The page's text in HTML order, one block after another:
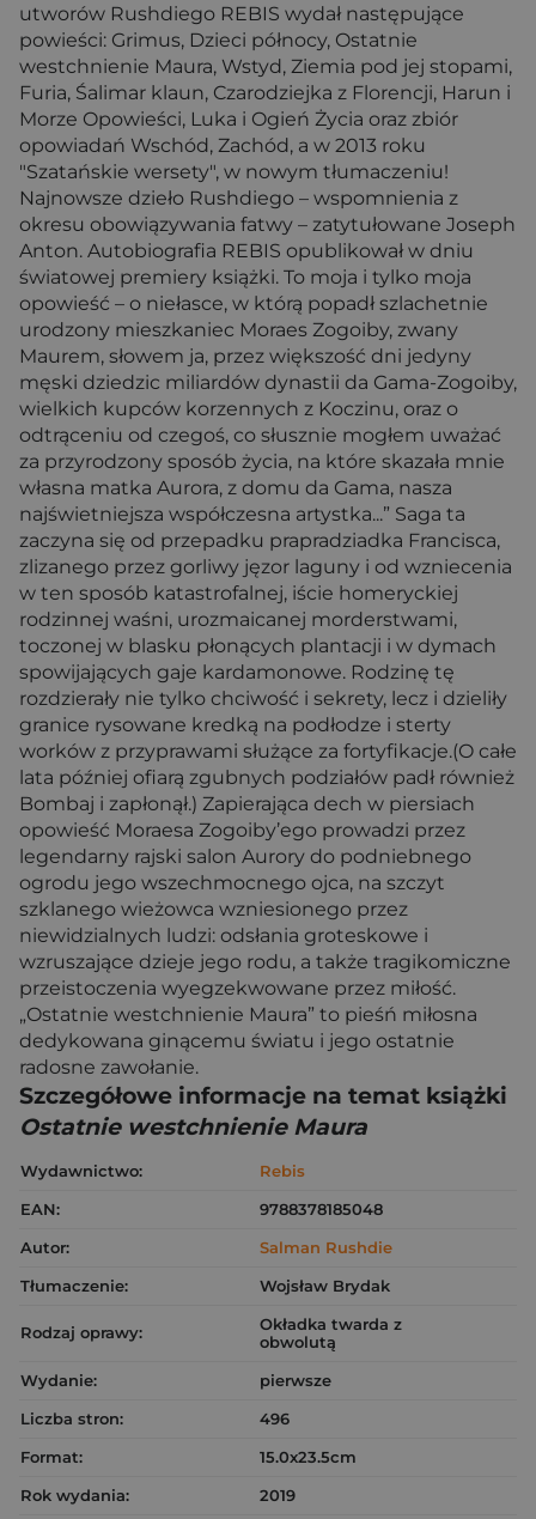
utworów Rushdiego REBIS wydał następujące
powieści: Grimus, Dzieci północy, Ostatnie
westchnienie Maura, Wstyd, Ziemia pod jej stopami,
Furia, Śalimar klaun, Czarodziejka z Florencji, Harun i
Morze Opowieści, Luka i Ogień Życia oraz zbiór
opowiadań Wschód, Zachód, a w 2013 roku
"Szatańskie wersety", w nowym tłumaczeniu!
Najnowsze dzieło Rushdiego – wspomnienia z
okresu obowiązywania fatwy – zatytułowane Joseph
Anton. Autobiografia REBIS opublikował w dniu
światowej premiery książki. To moja i tylko moja
opowieść – o niełasce, w którą popadł szlachetnie
urodzony mieszkaniec Moraes Zogoiby, zwany
Maurem, słowem ja, przez większość dni jedyny
męski dziedzic miliardów dynastii da Gama-Zogoiby,
wielkich kupców korzennych z Koczinu, oraz o
odtrąceniu od czegoś, co słusznie mogłem uważać
za przyrodzony sposób życia, na które skazała mnie
własna matka Aurora, z domu da Gama, nasza
najświetniejsza współczesna artystka...” Saga ta
zaczyna się od przepadku prapradziadka Francisca,
zlizanego przez gorliwy jęzor laguny i od wzniecenia
w ten sposób katastrofalnej, iście homeryckiej
rodzinnej waśni, urozmaicanej morderstwami,
toczonej w blasku płonących plantacji i w dymach
spowijających gaje kardamonowe. Rodzinę tę
rozdzierały nie tylko chciwość i sekrety, lecz i dzieliły
granice rysowane kredką na podłodze i sterty
worków z przyprawami służące za fortyfikacje.(O całe
lata później ofiarą zgubnych podziałów padł również
Bombaj i zapłonął.) Zapierająca dech w piersiach
opowieść Moraesa Zogoiby’ego prowadzi przez
legendarny rajski salon Aurory do podniebnego
ogrodu jego wszechmocnego ojca, na szczyt
szklanego wieżowca wzniesionego przez
niewidzialnych ludzi: odsłania groteskowe i
wzruszające dzieje jego rodu, a także tragikomiczne
przeistoczenia wyegzekwowane przez miłość.
„Ostatnie westchnienie Maura” to pieśń miłosna
dedykowana ginącemu światu i jego ostatnie
radosne zawołanie.
Szczegółowe informacje na temat książki
Ostatnie westchnienie Maura
Wydawnictwo:
Rebis
EAN:
9788378185048
Autor:
Salman Rushdie
Tłumaczenie:
Wojsław Brydak
Rodzaj oprawy:
Okładka twarda z
obwolutą
Wydanie:
pierwsze
Liczba stron:
496
Format:
15.0x23.5cm
Rok wydania:
2019